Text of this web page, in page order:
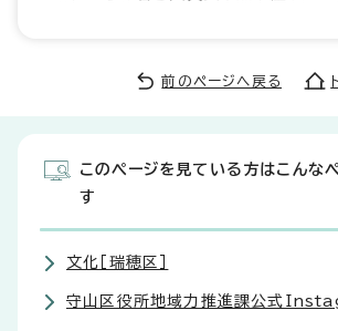
前のページへ戻る
このページを見ている方はこんな
す
文化［瑞穂区］
守山区役所地域力推進課公式